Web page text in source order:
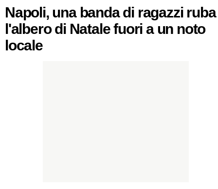
Napoli, una banda di ragazzi ruba
l'albero di Natale fuori a un noto
locale